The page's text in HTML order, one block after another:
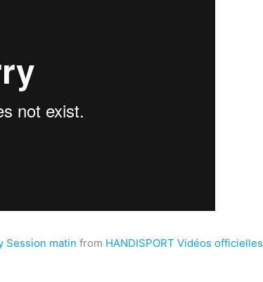
Session matin from HANDISPORT Vidéos officielles